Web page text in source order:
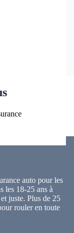
auto pour les
les 18-25 ans à
juste. Plus de 25
rouler en toute